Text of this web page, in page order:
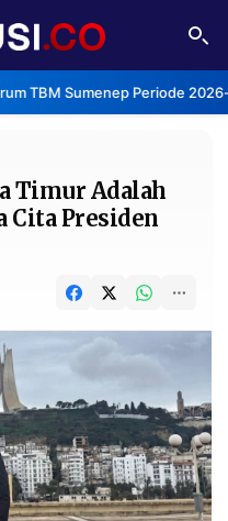
TBM Sumenep Periode
Timur Adalah
Cita Presiden